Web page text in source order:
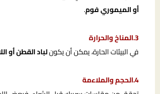
أو الميموري فوم.
3.المناخ والحرارة
في البيئات الحارة، يمكن أن يكونلباد القطن أو
4.الحجم والملاءمة